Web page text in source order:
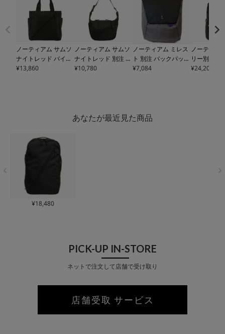
ノーティアム サムソ
ナイトレッド バイア
スジャック4 別注 ト
¥13,860
ノーティアム サムソ
ナイトレッド 別注 バ
イアスジャック4 ス
RED | ショルダーバ
¥10,780
ノーティアム ミレス
ト 別注 バックパック
メンズ レディース
ックス
¥7,084
ノーティア
リー別注
ージーデイ
¥24,200
あなたが最近見た商品
¥18,480
PICK-UP IN-STORE
ネットで注文して店舗で受け取り
店舗受取 サービス